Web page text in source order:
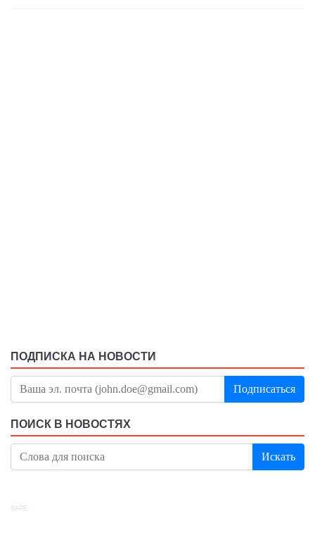
ПОДПИСКА НА НОВОСТИ
Подписаться
ПОИСК В НОВОСТЯХ
Искать
SAPE: